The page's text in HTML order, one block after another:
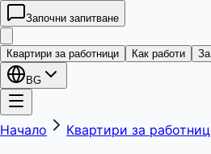
Започни запитване
kwatera
Квартири за работници Как работи
BG
Начало Квартири за